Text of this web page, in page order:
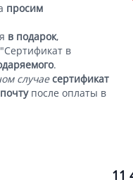
просим
в подарок,
в
.
случае сертификат
после оплаты в
11